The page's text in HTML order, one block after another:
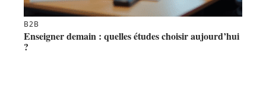
B2B
Enseigner demain : quelles études choisir aujourd’hui
?